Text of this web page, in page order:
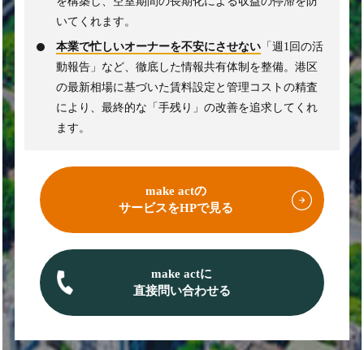
いてくれます。
本業で忙しいオーナーを不安にさせない「週1回の活
動報告」など、徹底した情報共有体制を整備。港区
の最新相場に基づいた賃料設定と管理コストの精査
により、最終的な「手残り」の改善を追求してくれ
ます。
make actの
サービスをHPで見る
make actに
直接問い合わせる